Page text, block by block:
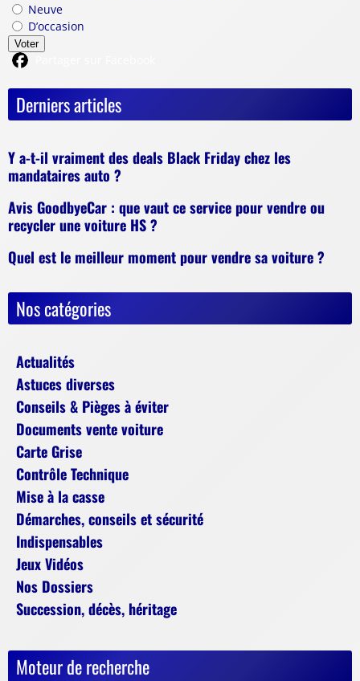
Neuve
D’occasion
Voter
Derniers articles
Y a-t-il vraiment des deals Black Friday chez les
mandataires auto ?
Avis GoodbyeCar : que vaut ce service pour vendre ou
recycler une voiture HS ?
Quel est le meilleur moment pour vendre sa voiture ?
Nos catégories
Actualités
Astuces diverses
Conseils & Pièges à éviter
Documents vente voiture
Carte Grise
Contrôle Technique
Mise à la casse
Démarches, conseils et sécurité
Indispensables
Jeux Vidéos
Nos Dossiers
Succession, décès, héritage
Moteur de recherche